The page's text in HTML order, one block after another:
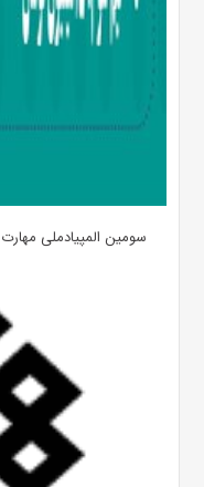
سومین المپیادملی